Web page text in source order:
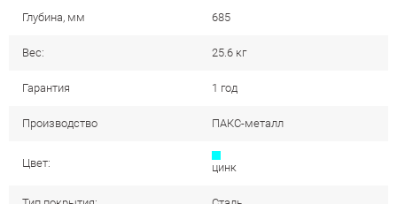
Глубина, мм 685
Вес: 25.6 кг
Гарантия 1 год
Производство ПАКС-металл
Цвет: цинк